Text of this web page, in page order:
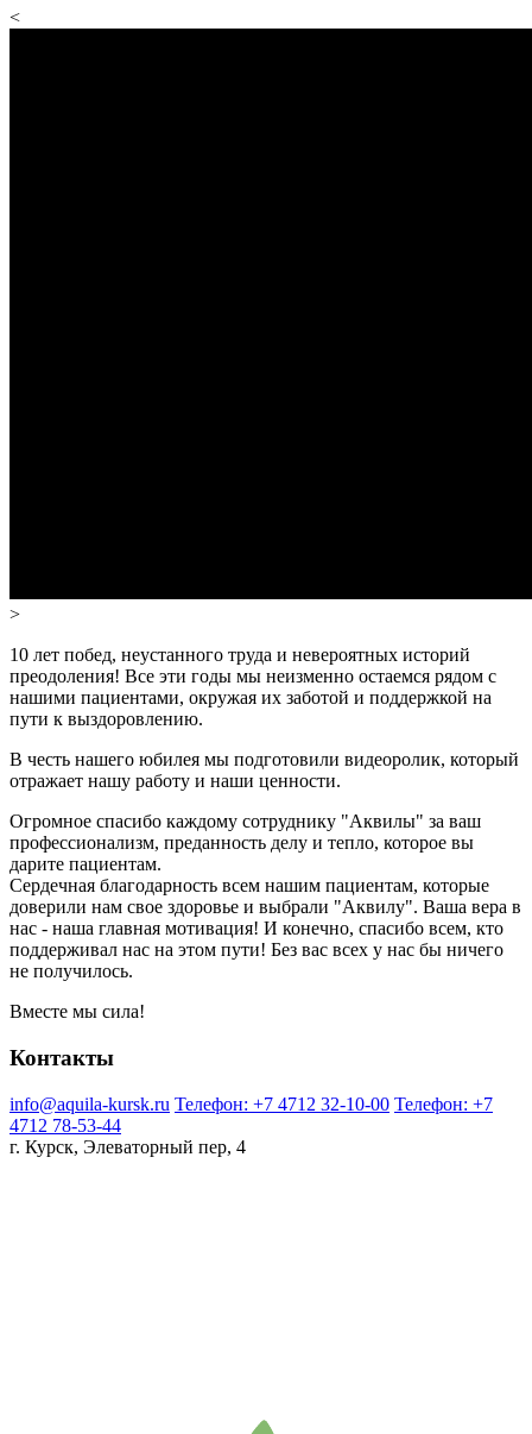
<
>
10 лет побед, неустанного труда и невероятных историй
преодоления! Все эти годы мы неизменно остаемся рядом с
нашими пациентами, окружая их заботой и поддержкой на
пути к выздоровлению.
В честь нашего юбилея мы подготовили видеоролик, который
отражает нашу работу и наши ценности.
Огромное спасибо каждому сотруднику "Аквилы" за ваш
профессионализм, преданность делу и тепло, которое вы
дарите пациентам.
Сердечная благодарность всем нашим пациентам, которые
доверили нам свое здоровье и выбрали "Аквилу". Ваша вера в
нас - наша главная мотивация! И конечно, спасибо всем, кто
поддерживал нас на этом пути! Без вас всех у нас бы ничего
не получилось.
Вместе мы сила!
Контакты
info@aquila-kursk.ru Телефон: +7 4712 32-10-00 Телефон: +7
4712 78-53-44
г. Курск, Элеваторный пер, 4